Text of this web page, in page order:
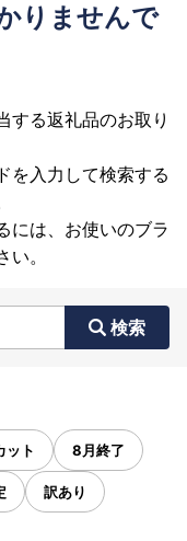
りませんで
する返礼品のお取り
を入力して検索する
には、お使いのブラ
。
検索
ット 8月終了
訳あり